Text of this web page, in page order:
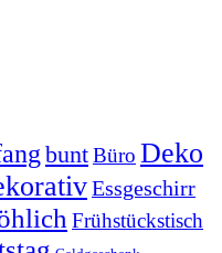
buntBüro Deko
Essgeschirr
Frühstückstisch